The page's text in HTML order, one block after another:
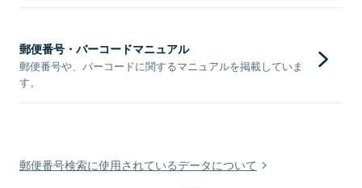
郵便番号・バーコードマニュアル
郵便番号や、バーコードに関するマニュアルを掲載していま
す。
郵便番号検索に使用されているデータについて